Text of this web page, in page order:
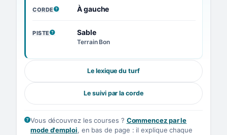
CORDE
, VOIR LA DÉFINITION
À gauche
PISTE
, VOIR LA DÉFINITION
Sable
Terrain Bon
Le lexique du turf
Le suivi par la corde
Vous découvrez les courses ? Commencez par le
mode d'emploi, en bas de page : il explique chaque